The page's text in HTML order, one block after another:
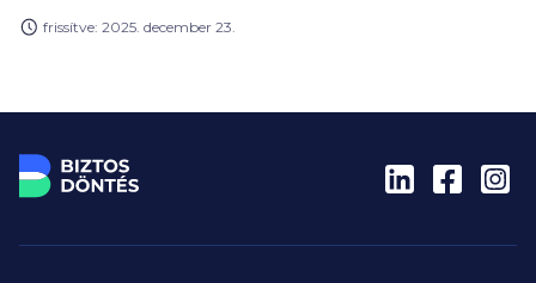
kölcsönöknél az év végi időszaktól függetlenül is az
képest.
frissítve: 2025. december 23.